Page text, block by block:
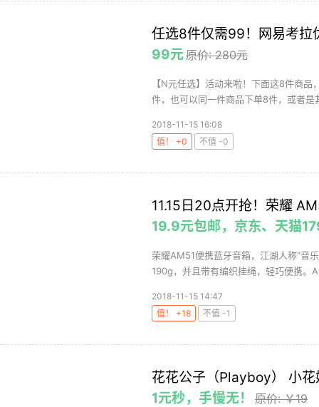
任选8件仅需99！网易考
99元原价: 280元
【N元任选】活动来啦！下面这8件商
件，也可以同一件商品下单8件，或者
2018-11-15 16:08
值！ +0
不值 -0
11.15日20点开抢！荣耀
19.9元包邮，京东、天猫
荣耀AM51便携蓝牙音箱，江湖人称“音
190g，并且带有编织挂绳，轻巧便携。
2018-11-15 14:47
值！ +18
不值 -1
花花公子（Playboy） 小
1元秒，手慢无！
原价: ￥19